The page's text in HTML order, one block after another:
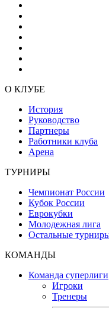
О КЛУБЕ
История
Руководство
Партнеры
Работники клуба
Арена
ТУРНИРЫ
Чемпионат России
Кубок России
Еврокубки
Молодежная лига
Остальные
КОМАНДЫ
Команда суперлиги
Игроки
Тренеры